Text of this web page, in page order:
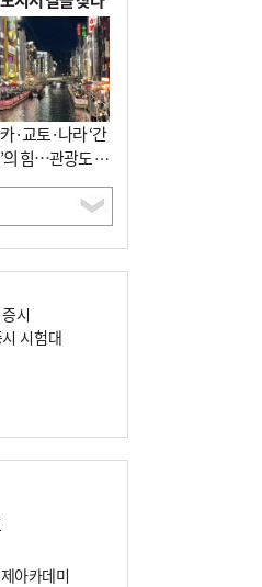
·교토·나라 ‘간
의 힘…관광도 뭉
한다
시
시험대
아카데미